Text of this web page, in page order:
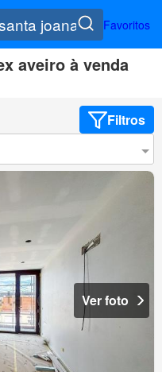
Favoritos
aveiro à venda
Filtros
Ver foto